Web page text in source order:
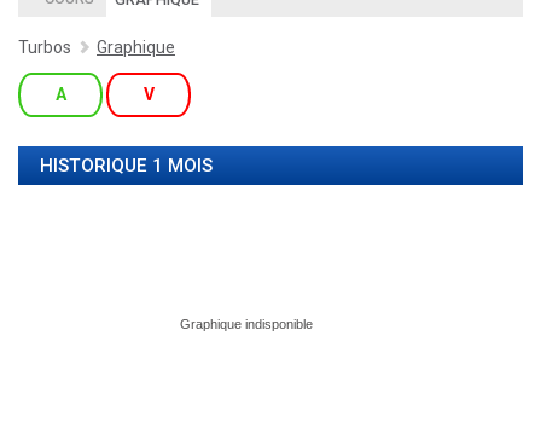
Turbos Graphique
A V
HISTORIQUE 1 MOIS